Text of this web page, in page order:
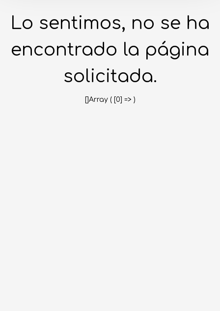
Lo sentimos, no se ha
encontrado la página
solicitada.
[]Array ( [0] => )